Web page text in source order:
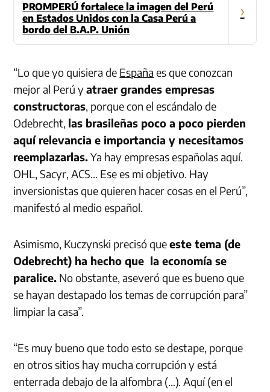
PROMPERÚ fortalece la imagen del Perú
en Estados Unidos con la Casa Perú a
bordo del B.A.P. Unión
›
“Lo que yo quisiera de España es que conozcan
mejor al Perú yatraer grandes empresas
constructoras, porque con el escándalo de
Odebrecht, las brasileñas poco a poco pierden
aquí relevancia e importancia y necesitamos
reemplazarlas.Ya hay empresas españolas aquí.
OHL, Sacyr, ACS… Ese es mi objetivo. Hay
inversionistas que quieren hacer cosas en el Perú”,
manifestó al medio español.
Asimismo, Kuczynski precisó queeste tema (de
Odebrecht) ha hecho que la economía se
paralice. No obstante, aseveró que es bueno que
se hayan destapado los temas de corrupción para”
limpiar la casa”.
“Es muy bueno que todo esto se destape, porque
en otros sitios hay mucha corrupción y está
enterrada debajo de la alfombra (…). Aquí (en el